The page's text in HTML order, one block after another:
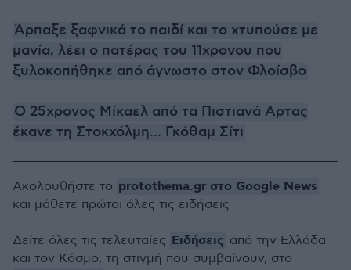
Άρπαξε ξαφνικά το παιδί και το χτυπούσε με
μανία, λέει ο πατέρας του 11χρονου που
ξυλοκοπήθηκε από άγνωστο στον Φλοίσβο
O 25χρονος Μίκαελ από τα Πιστιανά Αρτας
έκανε τη Στοκχόλμη... Γκόθαμ Σίτι
Ακολουθήστε το protothema.gr στο Google News
και μάθετε πρώτοι όλες τις ειδήσεις
Δείτε όλες τις τελευταίες Ειδήσεις από την Ελλάδα
και τον Κόσμο, τη στιγμή που συμβαίνουν, στο